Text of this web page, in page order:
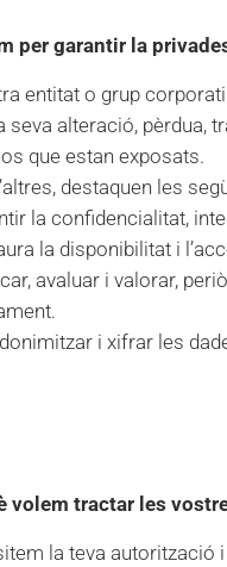
per garantir la
entitat o grup
seva alteració, pèrdua,
que estan exposats.
destaquen les
la confidencialitat,
la disponibilitat i
avaluar i valorar,
i xifrar les
volem tractar les
la teva autorització